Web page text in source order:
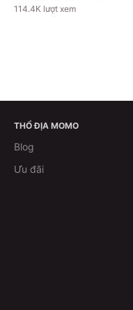
114.4K lượt xem
THỔ ĐỊA MOMO
Blog
Ưu đãi